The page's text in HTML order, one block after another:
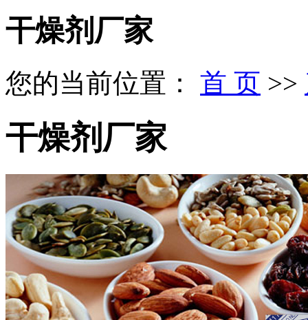
干燥剂厂家
您的当前位置： 首 页 >>
干燥剂厂家